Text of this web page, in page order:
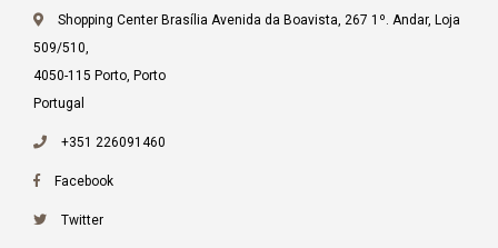
Shopping Center Brasília Avenida da Boavista, 267 1º. Andar, Loja
509/510,
4050-115 Porto, Porto
Portugal
+351 226091460
Facebook
Twitter